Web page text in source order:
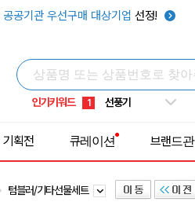
공공기관 우선구매 대상기업 선정!
인기키워드
1 선풍기
2 부채
4 보온보냉백
6 우산
기획전 큐레이션 브랜드관
텀블러/기타선물세트